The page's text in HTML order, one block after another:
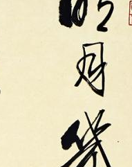
数智
才艺